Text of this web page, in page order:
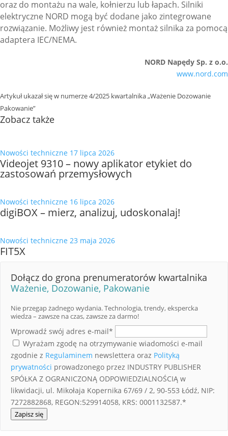
oraz do montażu na wale, kołnierzu lub łapach. Silniki
elektryczne NORD mogą być dodane jako zintegrowane
rozwiązanie. Możliwy jest również montaż silnika za pomocą
adaptera IEC/NEMA.
NORD Napędy Sp. z o.o.
www.nord.com
Artykuł ukazał się w numerze 4/2025 kwartalnika „Ważenie Dozowanie
Pakowanie”
Zobacz także
Nowości techniczne 17 lipca 2026
Videojet 9310 – nowy aplikator etykiet do
zastosowań przemysłowych
Nowości techniczne 16 lipca 2026
digiBOX – mierz, analizuj, udoskonalaj!
Nowości techniczne 23 maja 2026
FIT5X
Dołącz do grona prenumeratorów kwartalnika
Ważenie, Dozowanie, Pakowanie
Nie przegap żadnego wydania. Technologia, trendy, ekspercka
wiedza – zawsze na czas, zawsze za darmo!
Wprowadź swój adres e-mail*
Wyrażam zgodę na otrzymywanie wiadomości e-mail
zgodnie z Regulaminem newslettera oraz Polityką
prywatności prowadzonego przez INDUSTRY PUBLISHER
SPÓŁKA Z OGRANICZONĄ ODPOWIEDZIALNOŚCIĄ w
likwidacji, ul. Mikołaja Kopernika 67/69 / 2, 90-553 Łódź, NIP:
7272882868, REGON:529914058, KRS: 0001132587.*
Zapisz się